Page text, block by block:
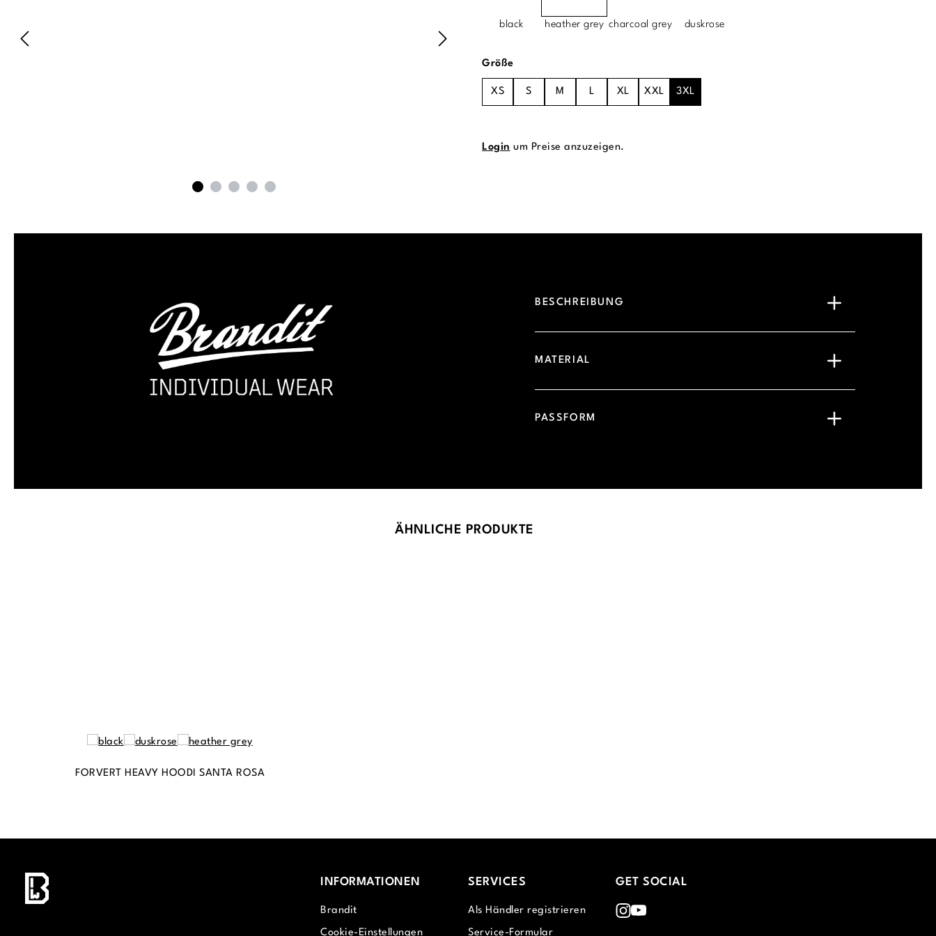
black heather grey charcoal grey duskrose
Größeauswählen
XS S M L XL XXL 3XL
Login um Preise anzuzeigen.
BESCHREIBUNG
MATERIAL
PASSFORM
ÄHNLICHE PRODUKTE
FORVERT HEAVY HOODI SANTA ROSA
INFORMATIONEN
Brandit
Cookie-Einstellungen
SERVICES
Als Händler registrieren
Service-Formular
GET SOCIAL
Instagram
Youtube